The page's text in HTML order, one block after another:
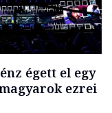
égett el egy
ezrei